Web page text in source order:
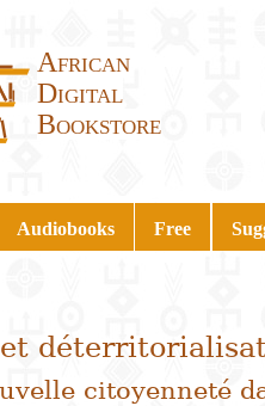
African
Digital
Bookstore
Audiobooks Free
citoyenneté